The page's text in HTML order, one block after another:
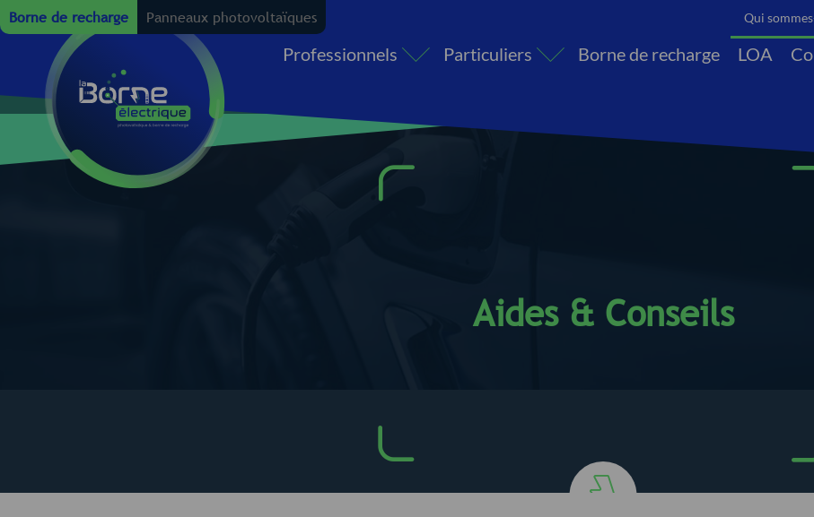
Borne de recharge Panneaux photovoltaïques Qui
Commerce
Professionnels
Copropriété
Particuliers Borne de recharge LOA
Aides & Conseils